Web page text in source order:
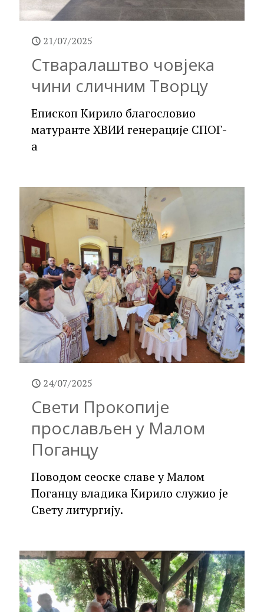
21/07/2025
Стваралаштво човјека
чини сличним Творцу
Епископ Кирило благословио
матуранте XВИИ генерације СПОГ-
а
24/07/2025
Свети Прокопије
прослављен у Малом
Поганцу
Поводом сеоске славе у Малом
Поганцу владика Кирило служио је
Свету литургију.